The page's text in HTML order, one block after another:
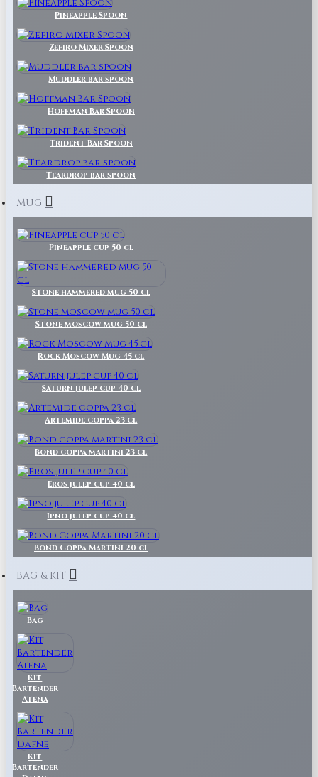
Pineapple Spoon
Zefiro Mixer Spoon
Muddler bar spoon
Hoffman Bar Spoon
Trident Bar Spoon
Teardrop bar spoon
MUG
Pineapple cup 50 cl
Stone hammered mug 50 cl
Stone moscow mug 50 cl
Rock Moscow Mug 45 cl
Saturn julep cup 40 cl
Artemide coppa 23 cl
Bond coppa martini 23 cl
Eros julep cup 40 cl
Ipno julep cup 40 cl
Bond Coppa Martini 20 cl
BAG & KIT
Bag
Kit
Bartender
Atena
Kit
Bartender